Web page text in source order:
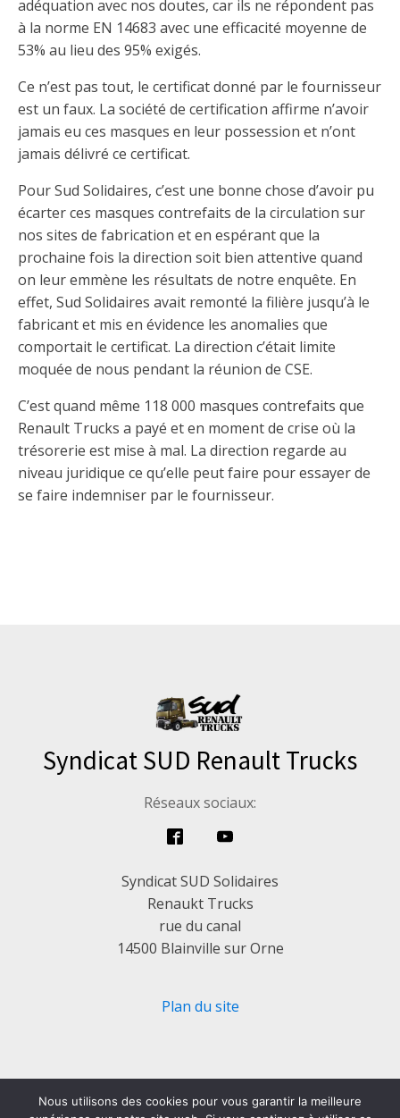
adéquation avec nos doutes, car ils ne répondent pas
à la norme EN 14683 avec une efficacité moyenne de
53% au lieu des 95% exigés.
Ce n’est pas tout, le certificat donné par le fournisseur
est un faux. La société de certification affirme n’avoir
jamais eu ces masques en leur possession et n’ont
jamais délivré ce certificat.
Pour Sud Solidaires, c’est une bonne chose d’avoir pu
écarter ces masques contrefaits de la circulation sur
nos sites de fabrication et en espérant que la
prochaine fois la direction soit bien attentive quand
on leur emmène les résultats de notre enquête. En
effet, Sud Solidaires avait remonté la filière jusqu’à le
fabricant et mis en évidence les anomalies que
comportait le certificat. La direction c’était limite
moquée de nous pendant la réunion de CSE.
C’est quand même 118 000 masques contrefaits que
Renault Trucks a payé et en moment de crise où la
trésorerie est mise à mal. La direction regarde au
niveau juridique ce qu’elle peut faire pour essayer de
se faire indemniser par le fournisseur.
Syndicat SUD Renault Trucks
Réseaux sociaux:
Syndicat SUD Solidaires
Renaukt Trucks
rue du canal
14500 Blainville sur Orne
Plan du site
Politique de confidentialité
Nous utilisons des cookies pour vous garantir la meilleure